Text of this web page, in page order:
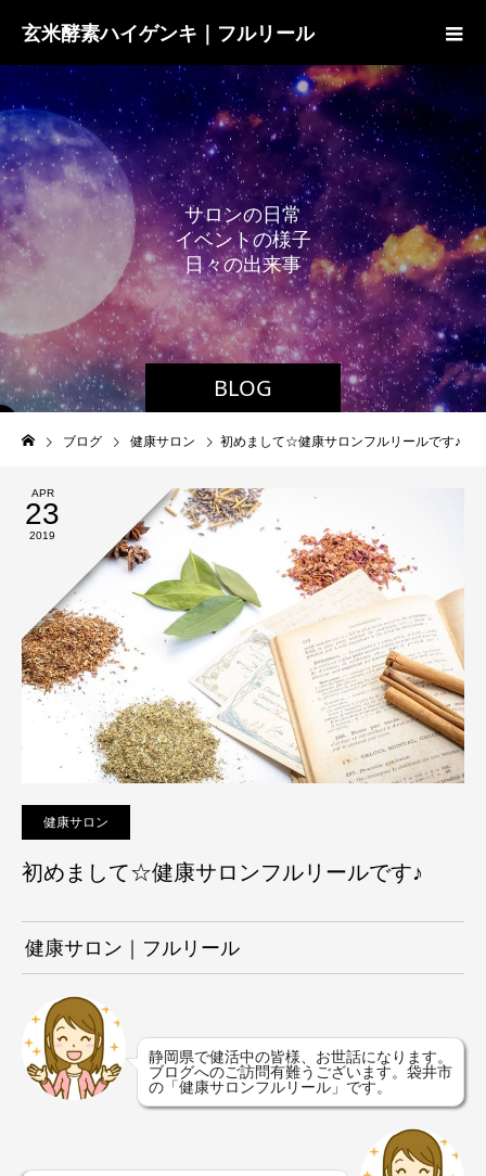
玄米酵素ハイゲンキ｜フルリール
BLOG
サロンの日常
イベン トの様子
日々の出来事
ブログ 健康サロン 初めまして☆健康サロンフルリールです♪
APR
23
2019
健康サロン
初めまして☆健康サロンフルリールです♪
健康サロン｜フルリール
静岡県で健活中の皆様、お世話になります。
ブログへのご訪問有難うございます。袋井市
の「健康サロンフルリール」です。